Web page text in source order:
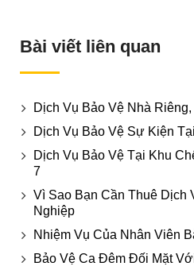
Bài viết liên quan
Dịch Vụ Bảo Vệ Nhà
Dịch Vụ Bảo Vệ Sự Kiện
Dịch Vụ Bảo Vệ Tại Khu
7
Vì Sao Bạn Cần Thuê Dịch
Nghiệp
Nhiệm Vụ Của Nhân Viên
Bảo Vệ Ca Đêm Đối Mặt